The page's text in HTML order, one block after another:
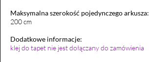
Maksymalna szerokość pojedynczego arkusza:
200 cm
Dodatkowe informacje:
klej do tapet nie jest dołączany do zamówienia